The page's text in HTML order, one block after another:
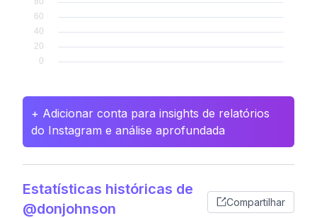
+ Adicionar conta para insights de relatórios
do Instagram e análise aprofundada
Estatísticas históricas de
@donjohnson
Compartilhar